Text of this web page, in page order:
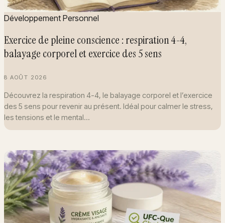
Développement Personnel
Exercice de pleine conscience : respiration 4-4,
balayage corporel et exercice des 5 sens
8 AOÛT 2026
Découvrez la respiration 4-4, le balayage corporel et l’exercice
des 5 sens pour revenir au présent. Idéal pour calmer le stress,
les tensions et le mental…